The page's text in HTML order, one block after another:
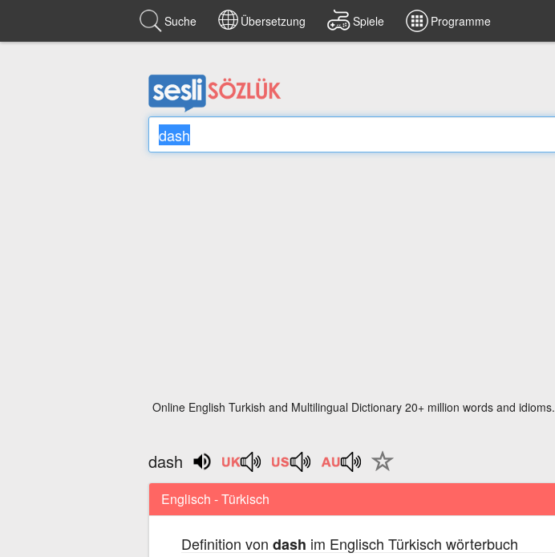
Suche Übersetzung Spiele Programme
Online English Turkish and Multilingual Dictionary 20+ million words and idioms.
dash
Englisch - Türkisch
Definition von dash im Englisch Türkisch wörterbuch